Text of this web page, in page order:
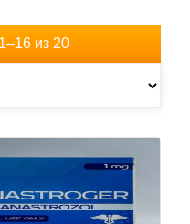
из 20